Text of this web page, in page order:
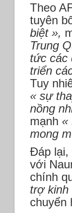
Theo
tuyên
biệt »,
Trung
tức các
triển
Tuy
« sự
nồng
mạnh «
mong
Đáp lại,
với
chính
trợ kinh
chuyển